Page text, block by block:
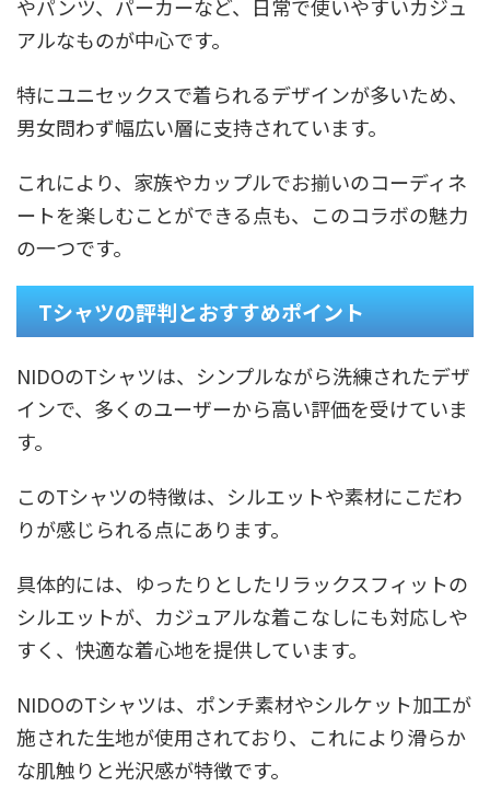
やパンツ、パーカーなど、日常で使いやすいカジュ
アルなものが中心です。
特にユニセックスで着られるデザインが多いため、
男女問わず幅広い層に支持されています。
これにより、家族やカップルでお揃いのコーディネ
ートを楽しむことができる点も、このコラボの魅力
の一つです。
Tシャツの評判とおすすめポイント
NIDOのTシャツは、シンプルながら洗練されたデザ
インで、多くのユーザーから高い評価を受けていま
す。
このTシャツの特徴は、シルエットや素材にこだわ
りが感じられる点にあります。
具体的には、ゆったりとしたリラックスフィットの
シルエットが、カジュアルな着こなしにも対応しや
すく、快適な着心地を提供しています。
NIDOのTシャツは、ポンチ素材やシルケット加工が
施された生地が使用されており、これにより滑らか
な肌触りと光沢感が特徴です。